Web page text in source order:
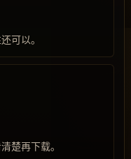
可以。
楚再下载。